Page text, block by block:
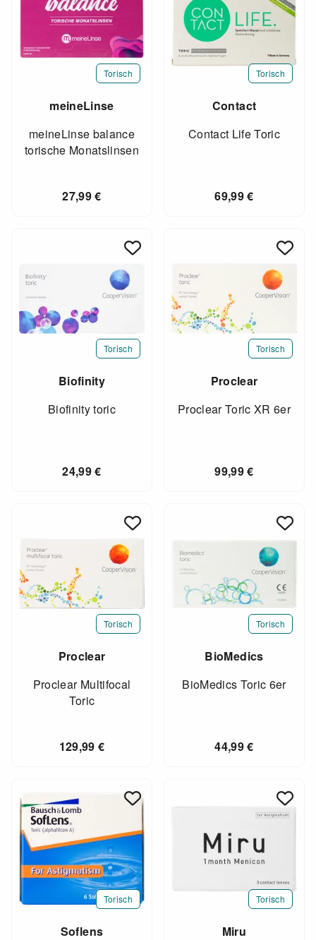
Torisch
meineLinse
meineLinse balance
torische Monatslinsen
27,99€
Torisch
Contact
Contact Life Toric
69,99€
Torisch
Biofinity
Biofinity toric
24,99€
Torisch
Proclear
Proclear Toric XR 6er
99,99€
Torisch
Proclear
Proclear Multifocal
Toric
129,99€
Torisch
BioMedics
BioMedics Toric 6er
44,99€
Torisch
Soflens
Torisch
Miru